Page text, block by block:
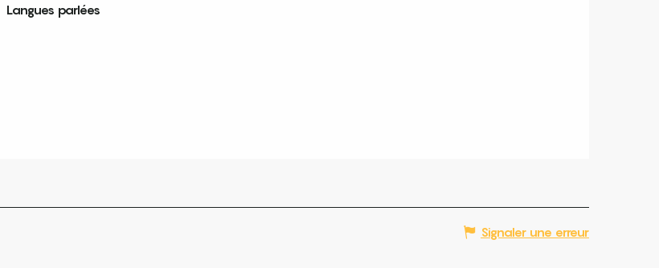
Langues parlées
Langues parlées
Signaler une erreur